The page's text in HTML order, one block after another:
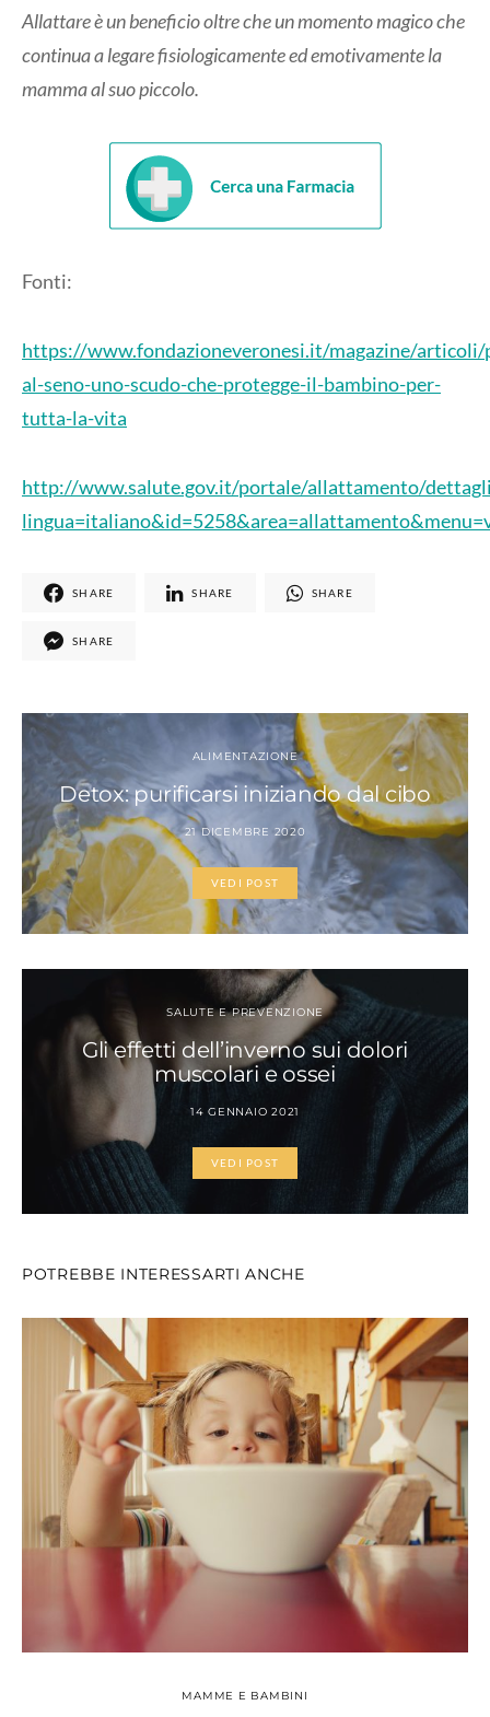
Allattare è un beneficio oltre che un momento magico che
continua a legare fisiologicamente ed emotivamente la
mamma al suo piccolo.
Fonti:
https://www.fondazioneveronesi.it/magazine/
al-seno-uno-scudo-che-protegge-il-bambino-per-
tutta-la-vita
http://www.salute.gov.it/portale/allattamento/
SHARE SHARE SHARE
SHARE
ALIMENTAZIONE
Detox: purificarsi iniziando dal cibo
21 DICEMBRE 2020
VEDI POST
SALUTE E PREVENZIONE
Gli effetti dell’inverno sui dolori
muscolari e ossei
14 GENNAIO 2021
VEDI POST
POTREBBE INTERESSARTI ANCHE
MAMME E BAMBINI